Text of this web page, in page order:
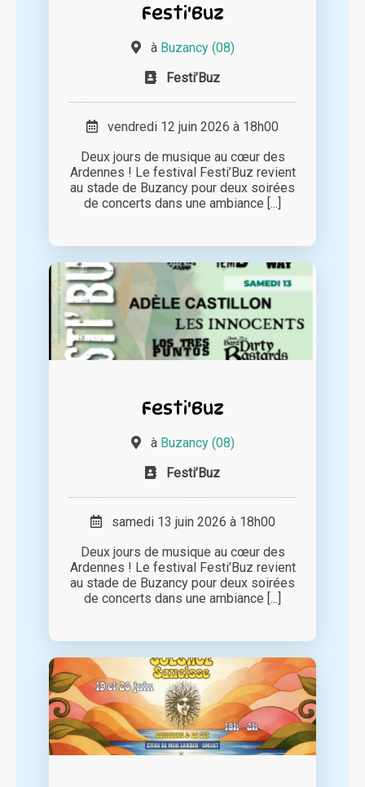
Festi'Buz
à Buzancy (08)
Festi’Buz
vendredi 12 juin 2026 à 18h00
Deux jours de musique au cœur des
Ardennes ! Le festival Festi’Buz revient
au stade de Buzancy pour deux soirées
de concerts dans une ambiance [...]
Festi'Buz
à Buzancy (08)
Festi’Buz
samedi 13 juin 2026 à 18h00
Deux jours de musique au cœur des
Ardennes ! Le festival Festi’Buz revient
au stade de Buzancy pour deux soirées
de concerts dans une ambiance [...]